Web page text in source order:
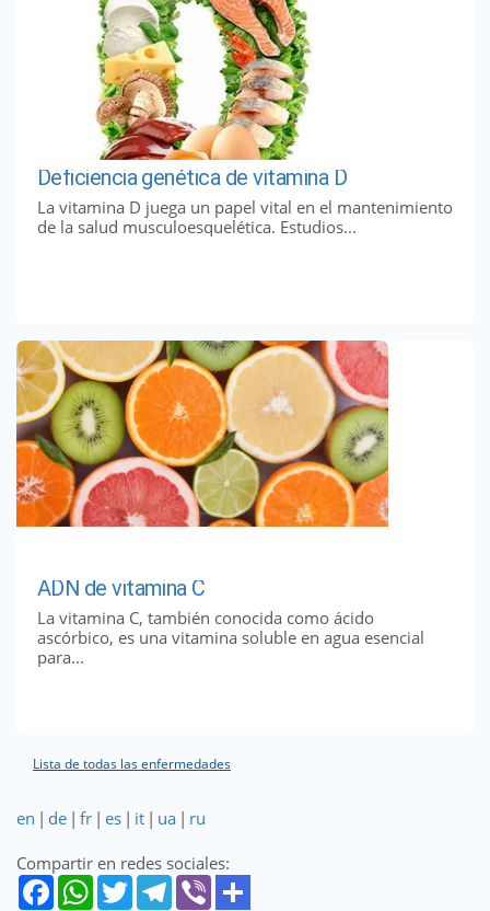
Deficiencia genética de vitamina D
La vitamina D juega un papel vital en el mantenimiento
de la salud musculoesquelética. Estudios...
ADN de vitamina C
La vitamina C, también conocida como ácido
ascórbico, es una vitamina soluble en agua esencial
para...
Lista de todas las enfermedades
en | de | fr | es | it | ua | ru
Compartir en redes sociales: